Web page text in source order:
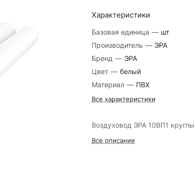
Характеристики
Базовая единица — шт
Производитель — ЭРА
Бренд — ЭРА
Цвет — белый
Материал — ПВХ
Все характеристики
Воздуховод ЭРА 10ВП1
Все описание